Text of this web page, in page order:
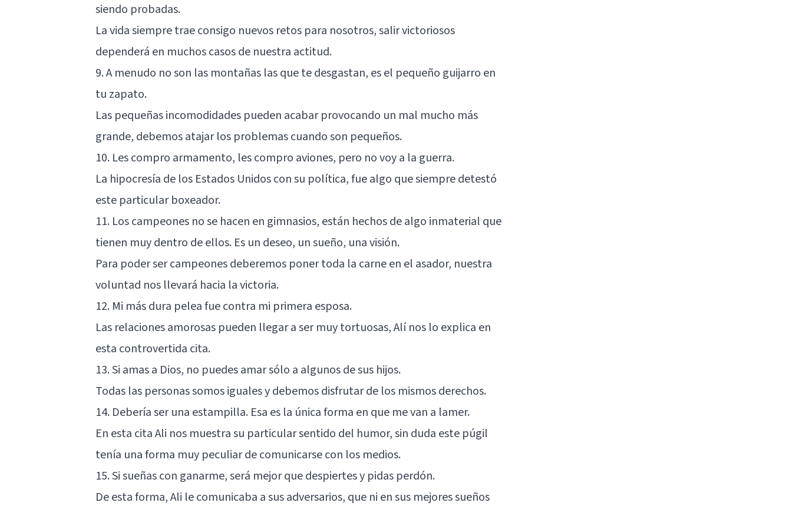
siendo probadas.
La vida siempre trae consigo nuevos retos para nosotros, salir victoriosos
dependerá en muchos casos de nuestra actitud.
9. A menudo no son las montañas las que te desgastan, es el pequeño guijarro en
tu zapato.
Las pequeñas incomodidades pueden acabar provocando un mal mucho más
grande, debemos atajar los problemas cuando son pequeños.
10. Les compro armamento, les compro aviones, pero no voy a la guerra.
La hipocresía de los Estados Unidos con su política, fue algo que siempre detestó
este particular boxeador.
11. Los campeones no se hacen en gimnasios, están hechos de algo inmaterial que
tienen muy dentro de ellos. Es un deseo, un sueño, una visión.
Para poder ser campeones deberemos poner toda la carne en el asador, nuestra
voluntad nos llevará hacia la victoria.
12. Mi más dura pelea fue contra mi primera esposa.
Las relaciones amorosas pueden llegar a ser muy tortuosas, Alí nos lo explica en
esta controvertida cita.
13. Si amas a Dios, no puedes amar sólo a algunos de sus hijos.
Todas las personas somos iguales y debemos disfrutar de los mismos derechos.
14. Debería ser una estampilla. Esa es la única forma en que me van a lamer.
En esta cita Ali nos muestra su particular sentido del humor, sin duda este púgil
tenía una forma muy peculiar de comunicarse con los medios.
15. Si sueñas con ganarme, será mejor que despiertes y pidas perdón.
De esta forma, Ali le comunicaba a sus adversarios, que ni en sus mejores sueños